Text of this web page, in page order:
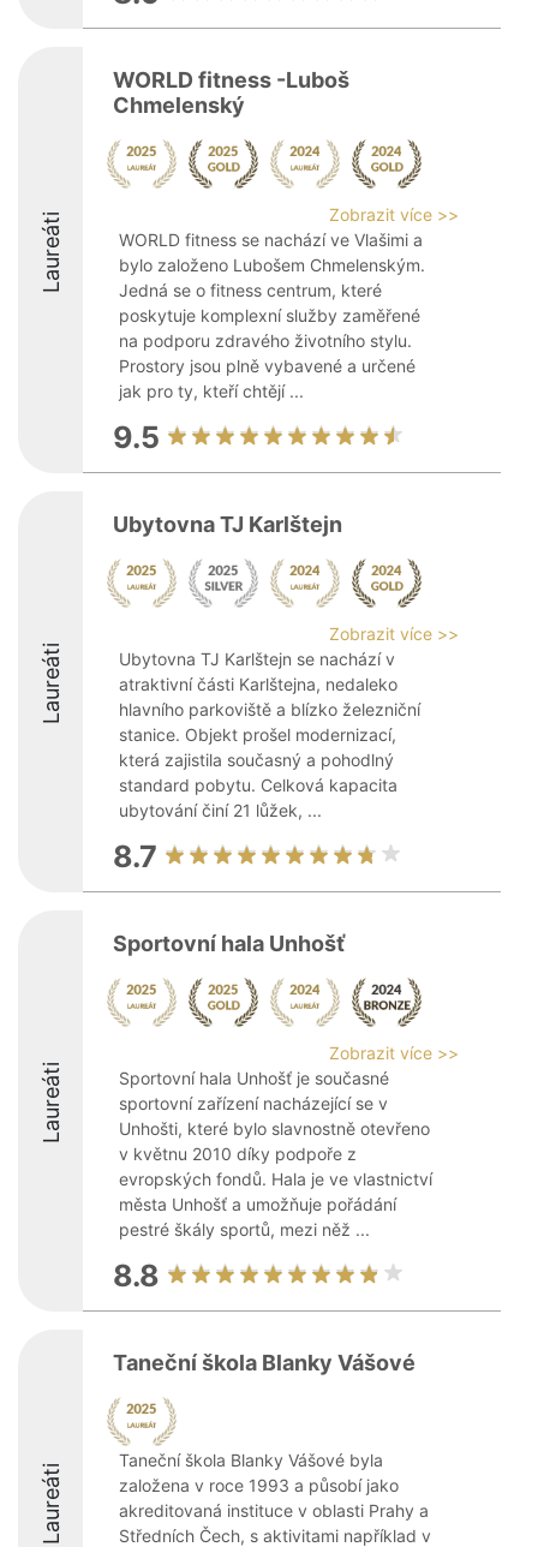
Laureáti
WORLD fitness -Luboš
Chmelenský
Zobrazit více >>
WORLD fitness se nachází ve Vlašimi a
bylo založeno Lubošem Chmelenským.
Jedná se o fitness centrum, které
poskytuje komplexní služby zaměřené
na podporu zdravého životního stylu.
Prostory jsou plně vybavené a určené
jak pro ty, kteří chtějí ...
9.5
Laureáti
Ubytovna TJ Karlštejn
Zobrazit více >>
Ubytovna TJ Karlštejn se nachází v
atraktivní části Karlštejna, nedaleko
hlavního parkoviště a blízko železniční
stanice. Objekt prošel modernizací,
která zajistila současný a pohodlný
standard pobytu. Celková kapacita
ubytování činí 21 lůžek, ...
8.7
Laureáti
Sportovní hala Unhošť
Zobrazit více >>
Sportovní hala Unhošť je současné
sportovní zařízení nacházející se v
Unhošti, které bylo slavnostně otevřeno
v květnu 2010 díky podpoře z
evropských fondů. Hala je ve vlastnictví
města Unhošť a umožňuje pořádání
pestré škály sportů, mezi něž ...
8.8
Laureáti
Taneční škola Blanky Vášové
Taneční škola Blanky Vášové byla
založena v roce 1993 a působí jako
akreditovaná instituce v oblasti Prahy a
Středních Čech, s aktivitami například v